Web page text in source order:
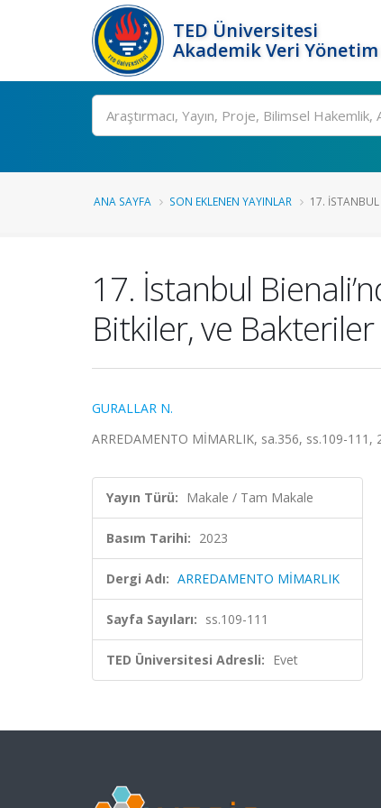
TED Üniversitesi
Akademik Veri
Ara
ANA SAYFA SON EKLENEN YAYINLAR 17. İSTANBUL
17. İstanbul
Bitkiler, ve
GURALLAR N.
ARREDAMENTO MİMARLIK, sa.356, ss.109-111,
Yayın Türü: Makale / Tam Makale
Basım Tarihi: 2023
Dergi Adı: ARREDAMENTO MİMARLIK
Sayfa Sayıları: ss.109-111
TED Üniversitesi Adresli: Evet